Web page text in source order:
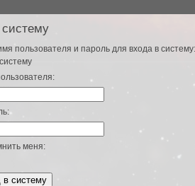
пользователя и пароль для входа в систему:
меня: